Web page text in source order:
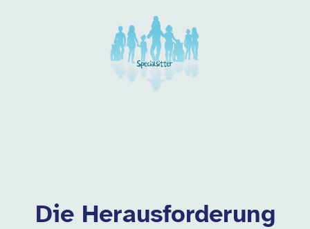
Unsere Arbeitgeber in
Die Herausforderung